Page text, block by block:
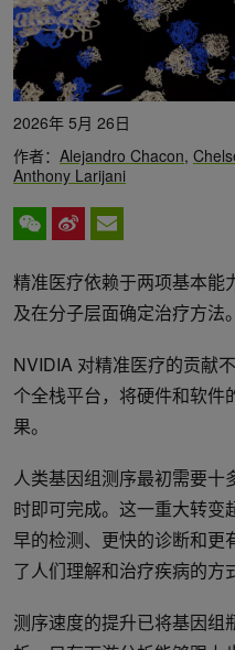
2026年 5月 26日
作者： Alejandro Chacon,
Anthony Larijani
精准医疗依赖于两项基本能
及在分子层面确定治疗方法。
NVIDIA 对精准医疗的贡献
个全栈平台，将硬件和软件
果。
人类基因组测序最初需要十
时即可完成。这一重大转变
早的检测、更快的诊断和更
了人们理解和治疗疾病的方
测序速度的提升已将基因组